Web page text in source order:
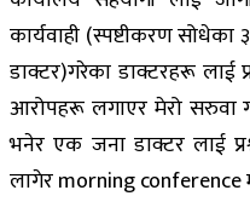
कार्यवाही (स्पष्टीकरण
डाक्टर)गरेका डाक्टरहरू लाई
आरोपहरू लगाएर मेरो सरुवा
भनेर एक जना डाक्टर लाई
लागेर morning conference